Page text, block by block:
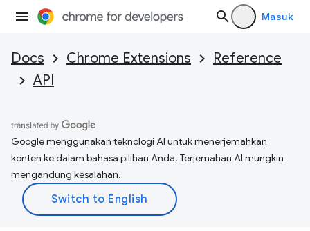
Masuk
Docs Chrome Extensions
Reference
API
Google menggunakan teknologi AI untuk menerjemahkan
konten ke dalam bahasa pilihan Anda. Terjemahan AI mungkin
mengandung kesalahan.